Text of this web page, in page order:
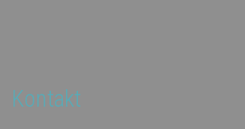
Kontakt